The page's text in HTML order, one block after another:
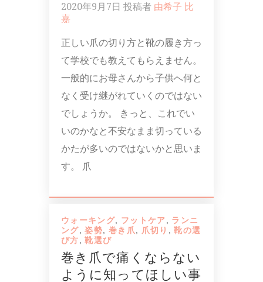
2020年9月7日 投稿者 由希子 比
嘉
正しい爪の切り方と靴の履き方っ
て学校でも教えてもらえません。
一般的にお母さんから子供へ何と
なく受け継がれていくのではない
でしょうか。 きっと、これでい
いのかなと不安なまま切っている
かたが多いのではないかと思いま
す。 爪
ウォーキング, フットケア, ランニ
ング,姿勢, 巻き爪, 爪切り ,靴の選
び方,靴選び
巻き爪で痛くならない
ように知ってほしい事